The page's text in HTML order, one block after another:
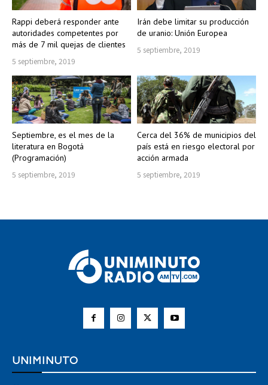
Rappi deberá responder ante
autoridades competentes por
más de 7 mil quejas de clientes
5 septiembre, 2019
Irán debe limitar su producción
de uranio: Unión Europea
5 septiembre, 2019
Septiembre, es el mes de la
literatura en Bogotá
(Programación)
5 septiembre, 2019
Cerca del 36% de municipios del
país está en riesgo electoral por
acción armada
5 septiembre, 2019
UNIMINUTO